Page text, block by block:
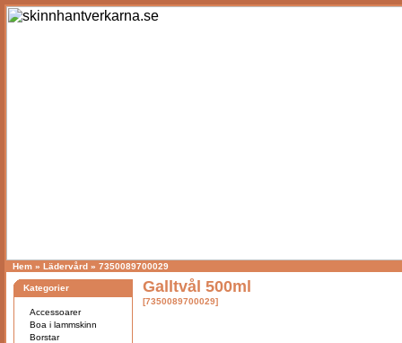
Hem » Lädervård » 7350089700029
Kategorier
Accessoarer
Boa i lammskinn
Borstar
Galltvål 500ml
[7350089700029]